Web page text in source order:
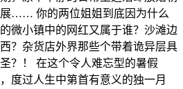
…… 你的两位姐姐到底因为什么
微小镇中的网红又属于谁？沙滩边
？杂货店外界那些个带着诡异层具
？！ 在这个令人难忘型的暑假
度过人生中第首有意义的独一月